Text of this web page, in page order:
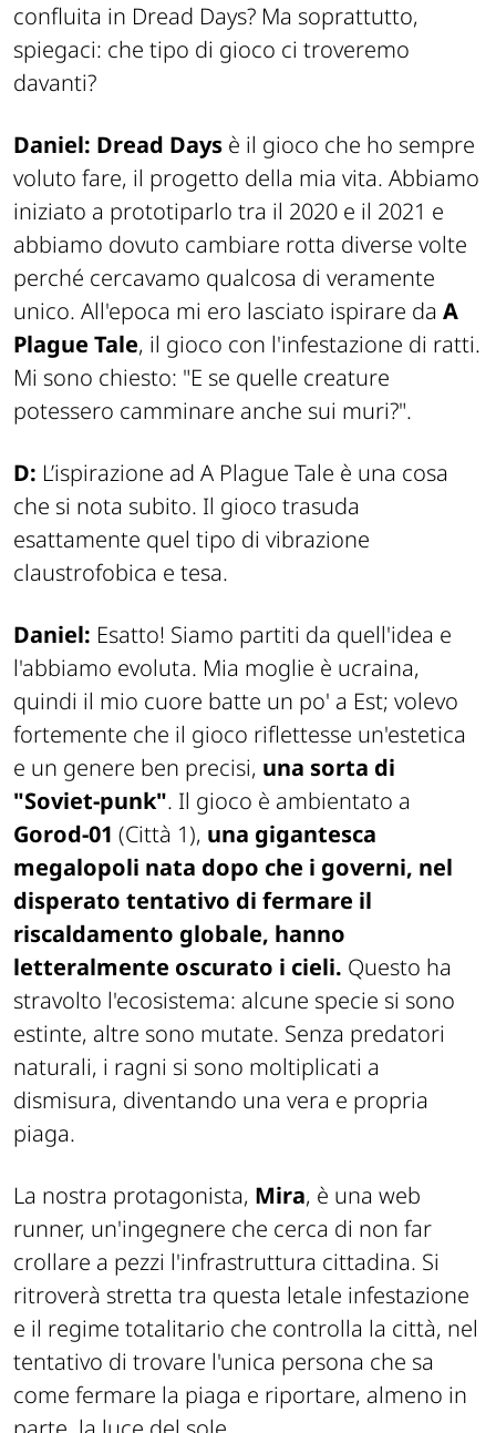
confluita in Dread Days? Ma soprattutto,
spiegaci: che tipo di gioco ci troveremo
davanti?
Daniel: Dread Days è il gioco che ho sempre
voluto fare, il progetto della mia vita. Abbiamo
iniziato a prototiparlo tra il 2020 e il 2021 e
abbiamo dovuto cambiare rotta diverse volte
perché cercavamo qualcosa di veramente
unico. All'epoca mi ero lasciato ispirare da A
Plague Tale, il gioco con l'infestazione di ratti.
Mi sono chiesto: "E se quelle creature
potessero camminare anche sui muri?".
D: L’ispirazione ad A Plague Tale è una cosa
che si nota subito. Il gioco trasuda
esattamente quel tipo di vibrazione
claustrofobica e tesa.
Daniel: Esatto! Siamo partiti da quell'idea e
l'abbiamo evoluta. Mia moglie è ucraina,
quindi il mio cuore batte un po' a Est; volevo
fortemente che il gioco riflettesse un'estetica
e un genere ben precisi, una sorta di
"Soviet-punk". Il gioco è ambientato a
Gorod-01 (Città 1), una gigantesca
megalopoli nata dopo che i governi, nel
disperato tentativo di fermare il
riscaldamento globale, hanno
letteralmente oscurato i cieli. Questo ha
stravolto l'ecosistema: alcune specie si sono
estinte, altre sono mutate. Senza predatori
naturali, i ragni si sono moltiplicati a
dismisura, diventando una vera e propria
piaga.
La nostra protagonista, Mira, è una web
runner, un'ingegnere che cerca di non far
crollare a pezzi l'infrastruttura cittadina. Si
ritroverà stretta tra questa letale infestazione
e il regime totalitario che controlla la città, nel
tentativo di trovare l'unica persona che sa
come fermare la piaga e riportare, almeno in